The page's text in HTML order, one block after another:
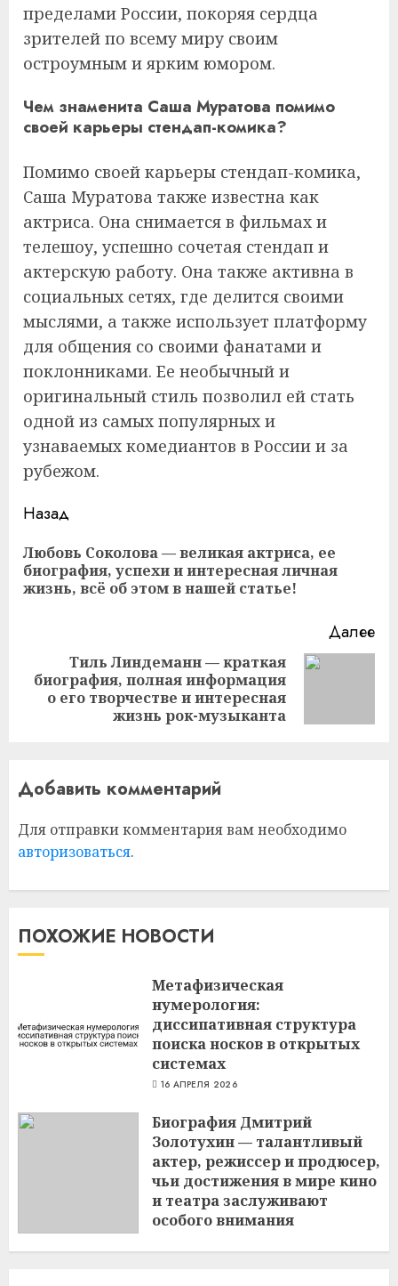
пределами России, покоряя сердца
зрителей по всему миру своим
остроумным и ярким юмором.
Чем знаменита Саша Муратова помимо
своей карьеры стендап-комика?
Помимо своей карьеры стендап-комика,
Саша Муратова также известна как
актриса. Она снимается в фильмах и
телешоу, успешно сочетая стендап и
актерскую работу. Она также активна в
социальных сетях, где делится своими
мыслями, а также использует платформу
для общения со своими фанатами и
поклонниками. Ее необычный и
оригинальный стиль позволил ей стать
одной из самых популярных и
узнаваемых комедиантов в России и за
рубежом.
Продолжить
чтение
Назад
Любовь Соколова — великая актриса, ее
биография, успехи и интересная личная
жизнь, всё об этом в нашей статье!
Далее
Следующая
запись:
Тиль Линдеманн — краткая
биография, полная информация
о его творчестве и интересная
жизнь рок-музыканта
Добавить комментарий
Для отправки комментария вам необходимо
авторизоваться.
ПОХОЖИЕ НОВОСТИ
Метафизическая
нумерология:
диссипативная структура
поиска носков в открытых
системах
16 АПРЕЛЯ 2026
Биография Дмитрий
Золотухин — талантливый
актер, режиссер и продюсер,
чьи достижения в мире кино
и театра заслуживают
особого внимания